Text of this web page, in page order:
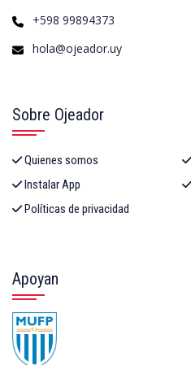
+598 99894373
hola@ojeador.uy
Sobre Ojeador
Quienes somos
Instalar App
Políticas de privacidad
Apoyan